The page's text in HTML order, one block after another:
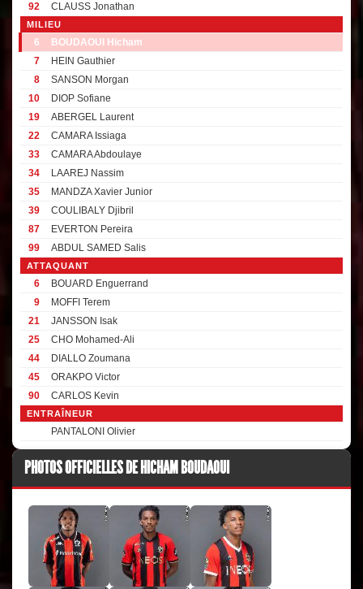
92
CLAUSS Jonathan
MILIEU
6
BOUDAOUI Hicham
7
HEIN Gauthier
8
SANSON Morgan
10
DIOP Sofiane
19
ABERGEL Laurent
22
CAMARA Issiaga
33
CAMARA Abdoulaye
34
LAAREJ Nassim
35
MANDZA Xavier Junior
39
COULIBALY Djibril
87
EVERTON Pereira
99
ABDUL SAMED Salis
ATTAQUANT
6
BOUARD Enguerrand
9
MOFFI Terem
21
JANSSON Isak
25
CHO Mohamed-Ali
44
DIALLO Zoumana
45
ORAKPO Victor
90
CARLOS Kevin
ENTRAÎNEUR
PANTALONI Olivier
PHOTOS OFFICIELLES DE HICHAM BOUDAOUI